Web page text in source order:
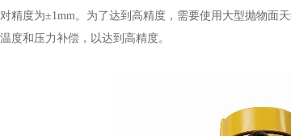
精度为±1mm。为了达到高精度，需要使用大型抛物面
度和压力补偿，以达到高精度。